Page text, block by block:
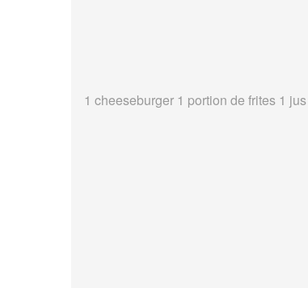
1 cheeseburger 1 portion de frites 1 jus